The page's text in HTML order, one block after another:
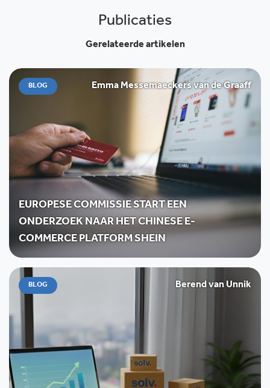
Publicaties
Gerelateerde artikelen
BLOG Emma Messemaeckers van de Graaff
EUROPESE COMMISSIE START EEN
ONDERZOEK NAAR HET CHINESE E-
COMMERCE PLATFORM SHEIN
BLOG Berend van Unnik